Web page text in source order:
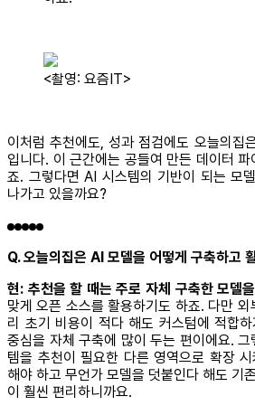
<촬영: 요즘IT>
이처럼 추천에도, 성과 점검에도 오늘의집
입니다. 이 근간에는 공들여 만든 데이터
죠. 그렇다면 AI 시스템의 기반이 되는 모
나가고 있을까요?
Q. 오늘의집은 AI 모델을 어떻게 구축하고
현: 추천을 할 때는 주로 자체 구축한 모델
맞게 오픈 소스를 활용하기도 하죠. 다만
리 초기 비용이 적다 해도 커스텀에 적합
중심을 자체 구축에 많이 두는 편이에요.
템을 추천이 필요한 다른 영역으로 확장
해야 하고 무언가 모델을 덧붙인다 해도 기
이 훨씬 편리하니까요.